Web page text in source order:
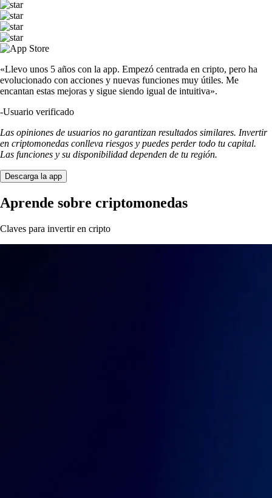
«Llevo unos 5 años con la app. Empezó centrada en cripto, pero ha
evolucionado con acciones y nuevas funciones muy útiles. Me
encantan estas mejoras y sigue siendo igual de intuitiva».
-Usuario verificado
Las opiniones de usuarios no garantizan resultados similares. Invertir
en criptomonedas conlleva riesgos y puedes perder todo tu capital.
Las funciones y su disponibilidad dependen de tu región.
Descarga la app
Aprende sobre criptomonedas
Claves para invertir en cripto